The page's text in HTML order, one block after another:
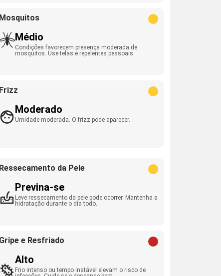
Mosquitos
Médio
Condições favorecem presença moderada de
mosquitos. Use telas e repelentes pessoais.
Frizz
Moderado
Umidade moderada. O frizz pode aparecer.
Ressecamento da Pele
Previna-se
Leve ressecamento da pele pode ocorrer. Mantenha a
hidratação durante o dia todo.
Gripe e Resfriado
Alto
Frio intenso ou tempo instável elevam o risco de